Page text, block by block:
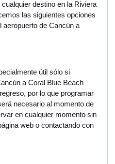
destino en la Riviera
las siguientes opciones
aeropuerto de Cancún a
útil sólo si
a Coral Blue Beach
por lo que programar
necesario al momento de
en cualquier momento sin
web o contactando con